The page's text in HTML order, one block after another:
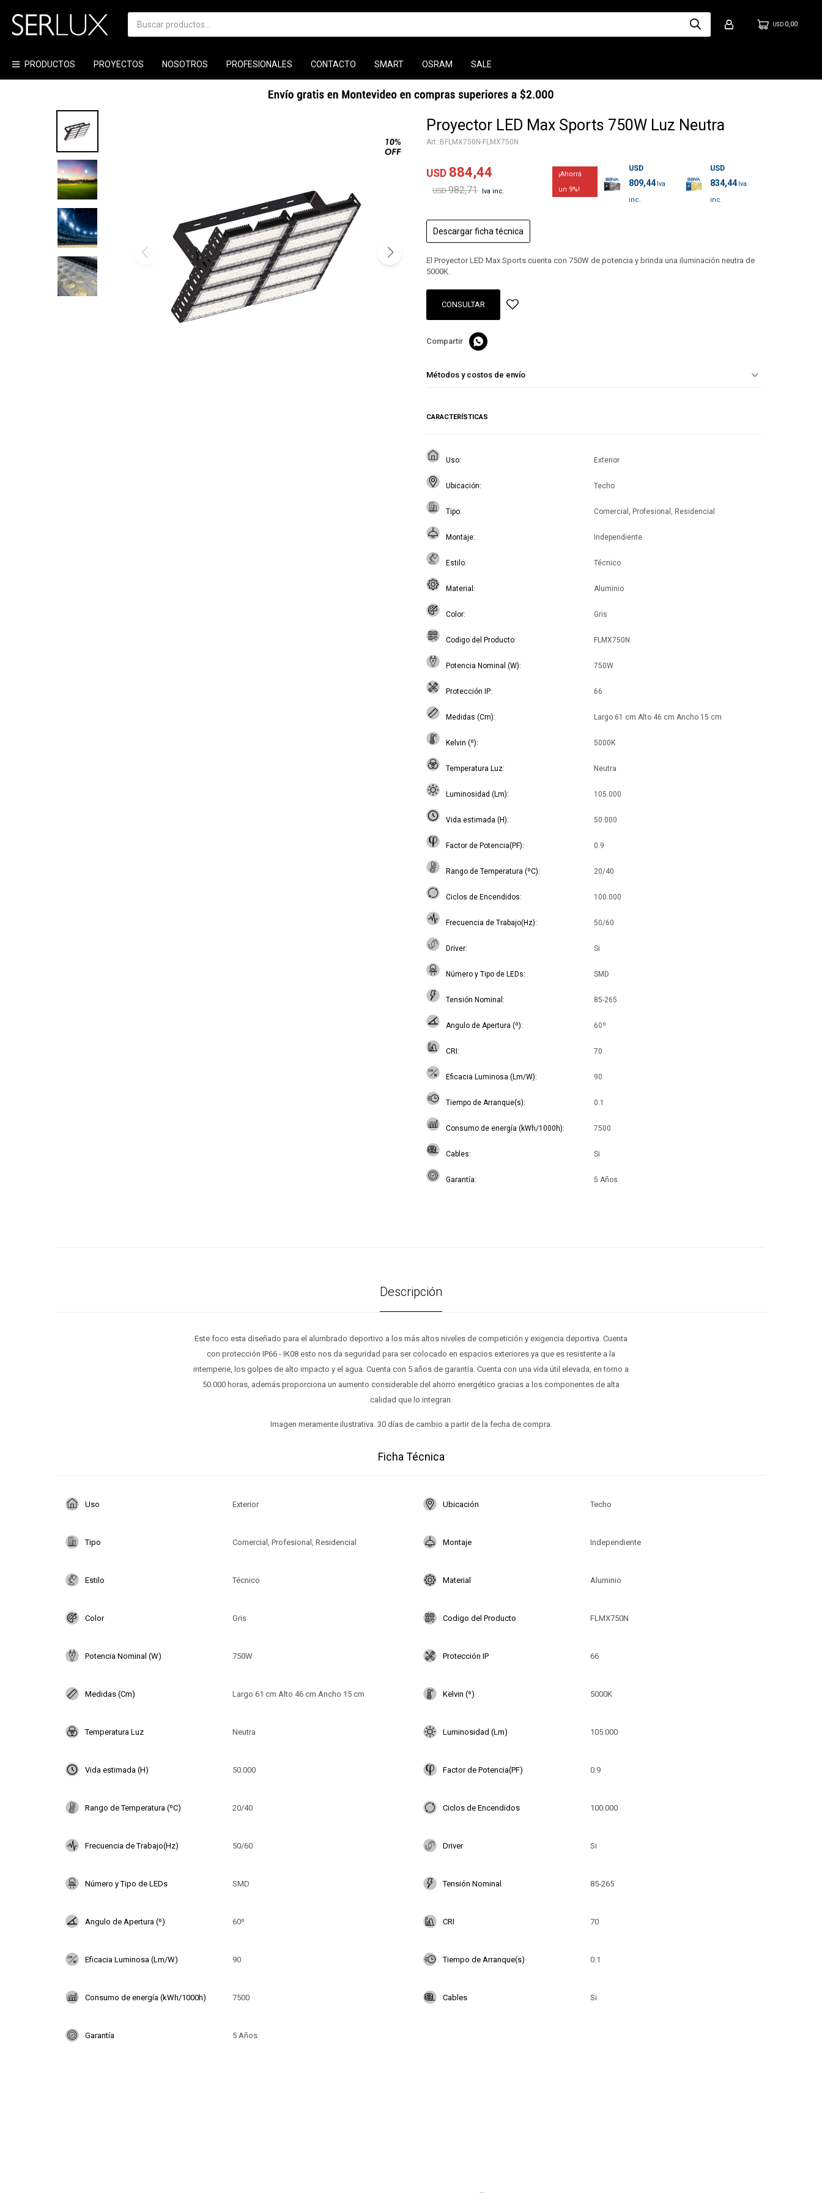
PRODUCTOS PROYECTOS NOSOTROS PROFESIONALES CONTACTO SMART OSRAM SALE
USD 0,00
Proyector LED Max Sports 750W Luz Neutra
BFLMX750N-FLMX750N
USD 884,44
USD 982,71 9
USD
809,44
USD
834,44
Descargar ficha técnica
El Proyector LED Max Sports cuenta con 750W de potencia y brinda una iluminación neutra de
5000K.
CONSULTAR

Métodos y costos de envío
CARACTERÍSTICAS
Uso Exterior
Ubicación Techo
Tipo Comercial, Profesional, Residencial
Montaje Independiente
Estilo Técnico
Material Aluminio
Color Gris
Codigo del Producto FLMX750N
Potencia Nominal (W) 750W
Protección IP 66
Medidas (Cm) Largo 61 cm Alto 46 cm Ancho 15 cm
Kelvin (º) 5000K
Temperatura Luz Neutra
Luminosidad (Lm) 105.000
Vida estimada (H) 50.000
Factor de Potencia(PF) 0.9
Rango de Temperatura (ºC) 20/40
Ciclos de Encendidos 100.000
Frecuencia de Trabajo(Hz) 50/60
Driver Si
Número y Tipo de LEDs SMD
Tensión Nominal 85-265
Angulo de Apertura (º) 60º
CRI 70
Eficacia Luminosa (Lm/W) 90
Tiempo de Arranque(s) 0.1
Consumo de energía (kWh/1000h) 7500
Cables Si
Garantía 5 Años
Descripción
Este foco esta diseñado para el alumbrado deportivo a los más altos niveles de competición y exigencia deportiva. Cuenta
con protección IP66 - IK08 esto nos da seguridad para ser colocado en espacios exteriores ya que es resistente a la
intemperie, los golpes de alto impacto y el agua. Cuenta con 5 años de garantía. Cuenta con una vida útil elevada, en torno a
50.000 horas, además proporciona un aumento considerable del ahorro energético gracias a los componentes de alta
calidad que lo integran.
Imagen meramente ilustrativa. 30 días de cambio a partir de la fecha de compra.
Ficha Técnica
Uso Exterior Ubicación Techo
Tipo Comercial, Profesional, Residencial Montaje Independiente
Estilo Técnico Material Aluminio
Color Gris Codigo del Producto FLMX750N
Potencia Nominal (W) 750W Protección IP 66
Medidas (Cm) Largo 61 cm Alto 46 cm Ancho 15 cm Kelvin (º) 5000K
Temperatura Luz Neutra Luminosidad (Lm) 105.000
Vida estimada (H) 50.000 Factor de Potencia(PF) 0.9
Rango de Temperatura (ºC) 20/40 Ciclos de Encendidos 100.000
Frecuencia de Trabajo(Hz) 50/60 Driver Si
Número y Tipo de LEDs SMD Tensión Nominal 85-265
Angulo de Apertura (º) 60º CRI 70
Eficacia Luminosa (Lm/W) 90 Tiempo de Arranque(s) 0.1
Consumo de energía (kWh/1000h) 7500 Cables Si
Garantía 5 Años